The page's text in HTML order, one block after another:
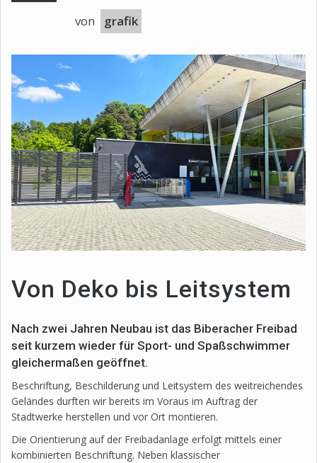
von grafik
Von Deko bis Leitsystem
Nach zwei Jahren Neubau ist das Biberacher Freibad
seit kurzem wieder für Sport- und Spaßschwimmer
gleichermaßen geöffnet.
Beschriftung, Beschilderung und Leitsystem des weitreichendes
Geländes durften wir bereits im Voraus im Auftrag der
Stadtwerke herstellen und vor Ort montieren.
Die Orientierung auf der Freibadanlage erfolgt mittels einer
kombinierten Beschriftung. Neben klassischer